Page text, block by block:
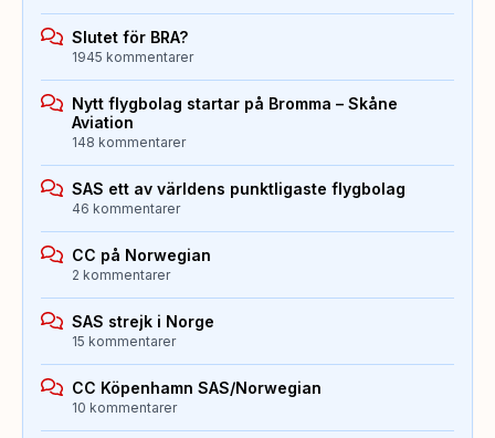
Slutet för BRA?
1945 kommentarer
Nytt flygbolag startar på Bromma – Skåne
Aviation
148 kommentarer
SAS ett av världens punktligaste flygbolag
46 kommentarer
CC på Norwegian
2 kommentarer
SAS strejk i Norge
15 kommentarer
CC Köpenhamn SAS/Norwegian
10 kommentarer